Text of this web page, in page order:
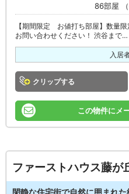
86部屋 （
【期間限定 お値打ち部屋】数量
お問い合わせください！ 渋谷まで…
入居
クリップ
この物件にメ
ファーストハウス藤が
閑静な住宅街で自然に囲まれ